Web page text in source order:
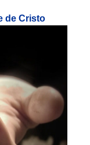
de Cristo